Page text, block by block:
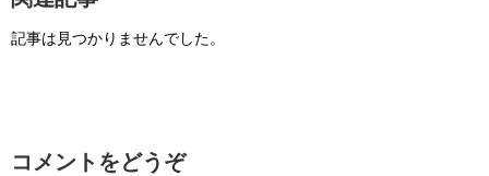
記事は見つかりませんでした。
コメントをどうぞ